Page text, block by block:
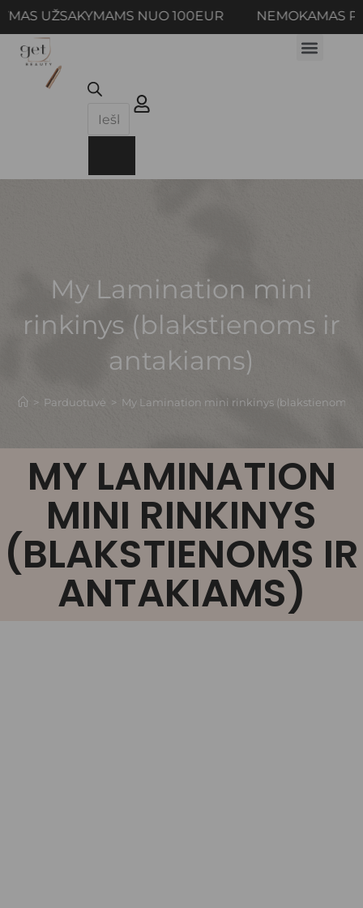
NUO 100EUR NEMOKAMAS
My Lamination mini
rinkinys (blakstienoms ir
antakiams)
> Parduotuvė > My Lamination mini rinkinys (blakstienoms
MY LAMINATION
MINI RINKINYS
(BLAKSTIENOMS IR
ANTAKIAMS)